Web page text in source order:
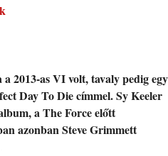
2013-as VI volt, tavaly pedig egy
Day To Die címmel. Sy Keeler
a The Force előtt
azonban Steve Grimmett